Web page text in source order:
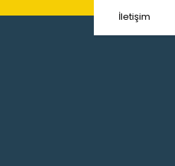
İletişim